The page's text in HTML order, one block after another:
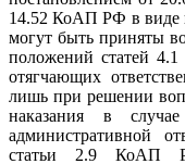
14.52 КоАП РФ в виде
могут быть приняты
положений статей
отягчающих
лишь при решении
наказания в
административной
статьи 2.9 КоАП